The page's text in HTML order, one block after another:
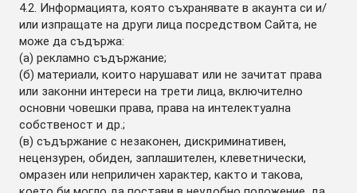
4.2. Информацията, която съхранявате в акаунта си и/
или изпращате на други лица посредством Сайта, не
може да съдържа:
(а) рекламно съдържание;
(б) материали, които нарушават или не зачитат права
или законни интереси на трети лица, включително
основни човешки права, права на интелектуална
собственост и др.;
(в) съдържание с незаконен, дискриминативен,
нецензурен, обиден, заплашителен, клеветнически,
омразен или неприличен характер, както и такова,